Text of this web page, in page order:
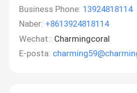
Business Phone: 13924818114
Naber: +8613924818114
Wechat:: Charmingcoral
E-posta: